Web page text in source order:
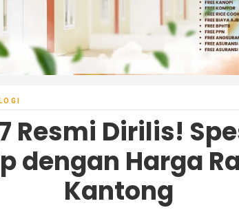
Resmi Dirilis!
dengan Harga
Kantong